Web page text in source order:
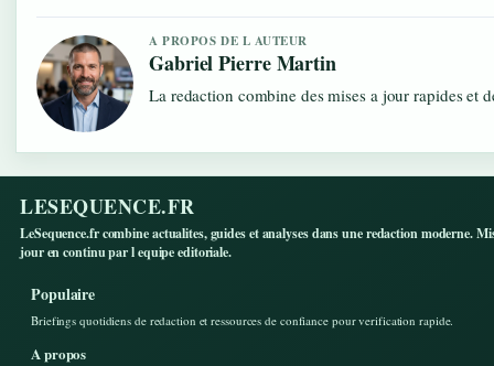
A PROPOS DE L AUTEUR
Gabriel Pierre Martin
La redaction combine des mises a jour rapides et
LESEQUENCE.FR
LeSequence.fr combine actualites, guides et analyses dans une redaction moderne.
jour en continu par l equipe editoriale.
Populaire
Briefings quotidiens de redaction et ressources de confiance pour verification rapide.
A propos